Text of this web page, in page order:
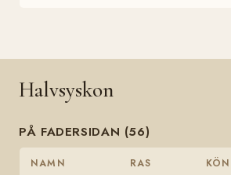
Halvsyskon
PÅ FADERSIDAN (56)
NAMN RAS KÖN